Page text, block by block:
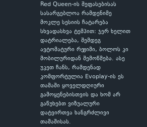
Red Queen-ის შეფასებისას
სასარგებლოა რამდენიმე
მოკლე სესიის ჩატარება
სხვადასხვა ტემპით: ჯერ ხელით
დატრიალება, შემდეგ
ავტომატური რეჟიმი, ბოლოს კი
მობილურიდან შემოწმება. ასე
უკეთ ჩანს, რამდენად
კომფორტულია Evoplay-ის ეს
თამაში ყოველდღიური
გამოყენებისთვის და ხომ არ
გაწუხებთ ვიზუალური
დატვირთვა ხანგრძლივი
თამაშისას.